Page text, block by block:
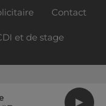
Contact
et de stage